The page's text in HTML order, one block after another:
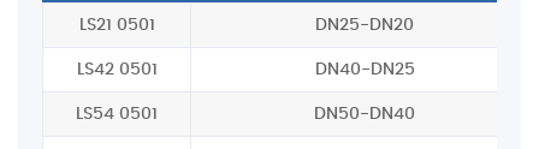
LS21 0501 DN25-DN20
LS42 0501 DN40-DN25
LS54 0501 DN50-DN40